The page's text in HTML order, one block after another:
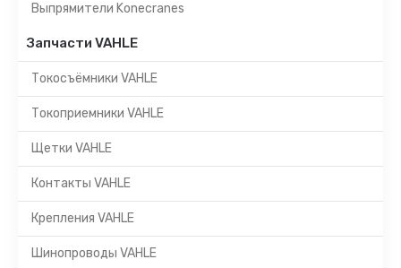
Выпрямители Konecranes
Запчасти VAHLE
Токосъёмники VAHLE
Токоприемники VAHLE
Щетки VAHLE
Контакты VAHLE
Крепления VAHLE
Шинопроводы VAHLE